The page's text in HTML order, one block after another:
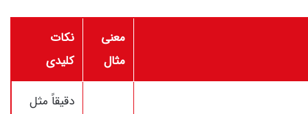
معنی
مثال
نکات
کلیدی
دقیقاً مثل